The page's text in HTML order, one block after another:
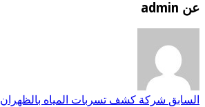
عن admin
السابق شركة كشف تسربات المياه بالظهران